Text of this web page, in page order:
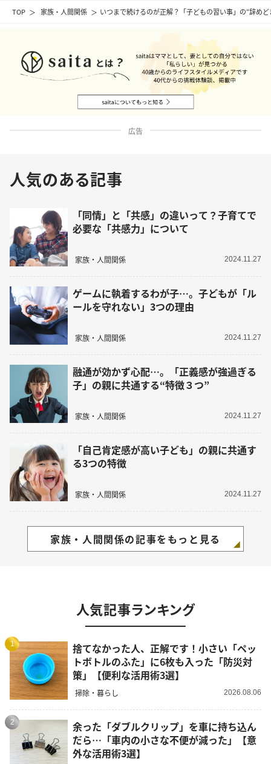
TOP 家族・人間関係 いつまで続けるのが正解？「子どもの習い事」の“辞めど
広告
人気のある記事
「同情」と「共感」の違いって？子育てで
必要な「共感力」について
家族・人間関係 2024.11.27
ゲームに執着するわが子…。子どもが「ル
ールを守れない」3つの理由
家族・人間関係 2024.11.27
融通が効かず心配…。「正義感が強過ぎる
子」の親に共通する“特徴３つ”
家族・人間関係 2024.11.27
「自己肯定感が高い子ども」の親に共通す
る3つの特徴
家族・人間関係 2024.11.27
家族・人間関係の記事をもっと見る
人気記事ランキング
1
捨てなかった人、正解です！小さい「ペッ
トボトルのふた」に6枚も入った「防災対
策」【便利な活用術3選】
掃除・暮らし 2026.08.06
2
余った「ダブルクリップ」を車に持ち込ん
だら…「車内の小さな不便が減った」【意
外な活用術3選】